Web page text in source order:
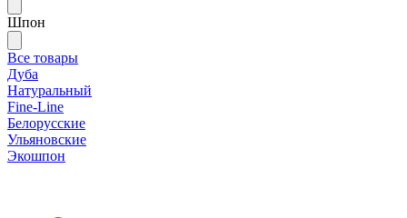
Шпон
Все товары
Дуба
Натуральный
Fine-Line
Белорусские
Ульяновские
Экошпон